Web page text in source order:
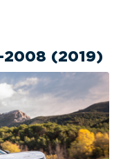
2008 (2019)